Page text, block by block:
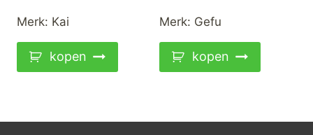
Merk: Kai
kopen
Merk: Gefu
kopen